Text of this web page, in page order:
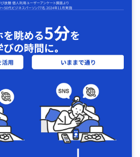
を眺める5分を
びの時間に｡